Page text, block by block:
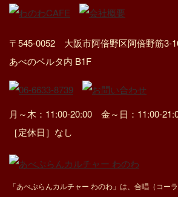
〒545-0052 大阪市阿倍野区阿倍野筋3-
あべのベルタ内 B1F
月～木：11:00-20:00 金～日：11:00-
［定休日］なし
「あべぷらんカルチャー わのわ」は、合唱（コー